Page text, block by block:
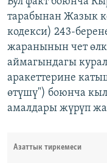
тарабынан Жазык
кодекси) 243-
жаранынын чет
аймагындагы
аракеттерине
өтүшү") боюнча
амалдары жүрүп
Азаттык тиркемеси